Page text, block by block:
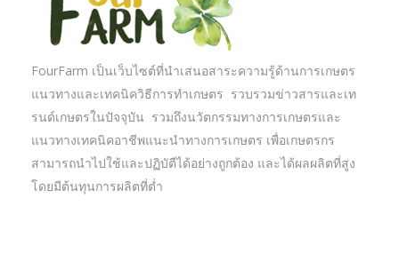
FourFarm เป็นเว็บไซต์ที่นำเสนอสาระความรู้ด้านการเกษตร
แนวทางและเทคนิควิธีการทำเกษตร รวบรวมข่าวสารและเท
รนด์เกษตรในปัจจุบัน รวมถึงนวัตกรรมทางการเกษตรและ
แนวทางเทคนิคอาชีพแนะนำทางการเกษตร เพื่อเกษตรกร
สามารถนำไปใช้และปฏิบัตืได้อย่างถูกต้อง และได้ผลผลิตที่สูง
โดยมีต้นทุนการผลิตที่ต่ำ